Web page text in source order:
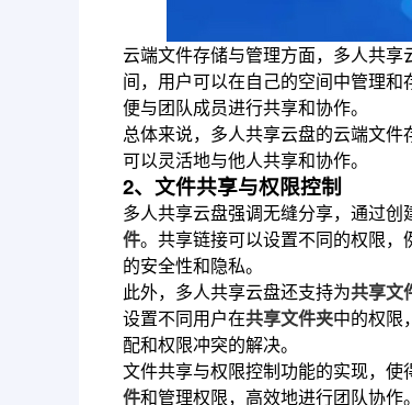
云端文件存储与管理方面，多人共
间，用户可以在自己的空间中管理
便与团队成员进行共享和协作。
总体来说，多人共享云盘的云端文
可以灵活地与他人共享和协作。
2、文件共享与权限控制
多人共享云盘强调无缝分享，通过
件。共享链接可以设置不同的权限
的安全性和隐私。
此外，多人共享云盘还支持为共享文
设置不同用户在共享文件夹中的权限
配和权限冲突的解决。
文件共享与权限控制功能的实现，
件和管理权限，高效地进行团队协作。